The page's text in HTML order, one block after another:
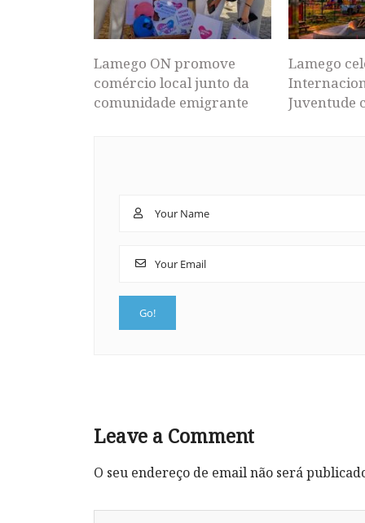
Lamego ON promove
comércio local junto da
comunidade emigrante
Lamego
Juventude
Leave a Comment
O seu endereço de email não será